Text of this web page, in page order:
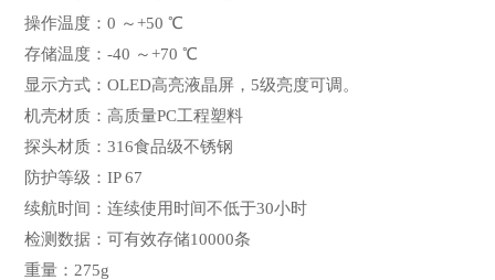
操作温度：0 ～+50 ℃
存储温度：-40 ～+70 ℃
显示方式：OLED高亮液晶屏，5级亮度可调。
机壳材质：高质量PC工程塑料
探头材质：316食品级不锈钢
防护等级：IP 67
续航时间：连续使用时间不低于30小时
检测数据：可有效存储10000条
重量：275g